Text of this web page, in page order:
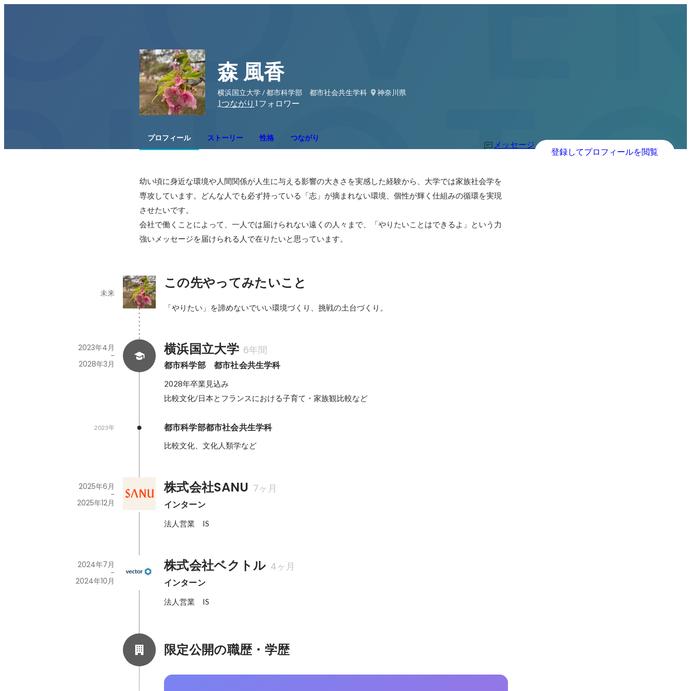
森 風香
横浜国立大学 / 都市科学部 都市社会共生学科
神奈川県
1つながり 1 フォロワー
プロフィール ストーリー 性格 つながり
メッセージ
登録してプロフィールを閲覧
幼い頃に身近な環境や人間関係が人生に与える影響の大きさを実感した経験から、大学では家族社会学を
専攻しています。どんな人でも必ず持っている「志」が摘まれない環境、個性が輝く仕組みの循環を実現
させたいです。
会社で働くことによって、一人では届けられない遠くの人々まで、「やりたいことはできるよ」という力
強いメッセージを届けられる人で在りたいと思っています。
この先やってみたいこと
未来
横浜国立大学 6年間
都市科学部　都市社会共生学科
2023年4月
-
2028年3月
2028年卒業見込み
比較文化/日本とフランスにおける子育て・家族観比較など
都市科学部都市社会共生学科
2023年
比較文化、文化人類学など
株式会社SANU 7ヶ月
インターン
2025年6月
-
2025年12月
法人営業　IS
株式会社ベクトル 4ヶ月
インターン
2024年7月
-
2024年10月
法人営業　IS
限定公開の職歴・学歴